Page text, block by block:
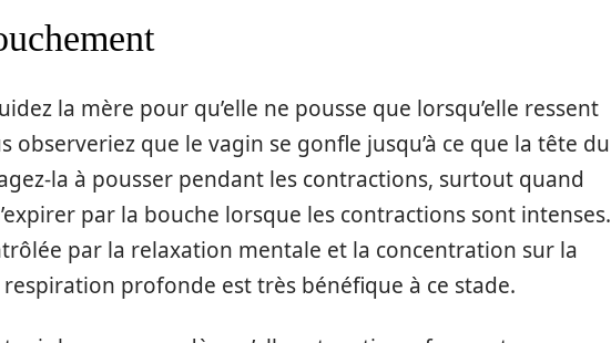
la mère pour qu’elle ne pousse que lorsqu’elle ressent
observeriez que le vagin se gonfle jusqu’à ce que la tête du
la à pousser pendant les contractions, surtout quand
par la bouche lorsque les contractions sont intenses.
par la relaxation mentale et la concentration sur la
profonde est très bénéfique à ce stade.